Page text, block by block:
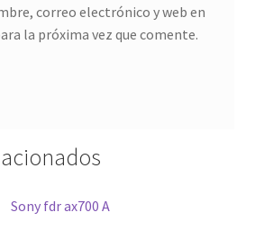
correo electrónico y web en
la próxima vez que comente.